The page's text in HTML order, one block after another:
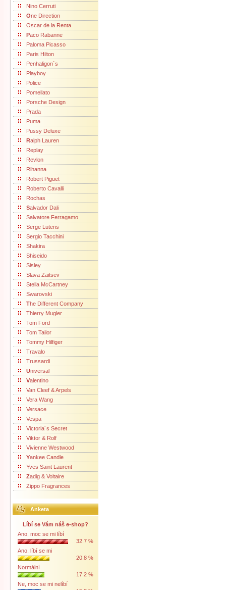
Nino Cerruti
One Direction
Oscar de la Renta
Paco Rabanne
Paloma Picasso
Paris Hilton
Penhaligon´s
Playboy
Police
Pomellato
Porsche Design
Prada
Puma
Pussy Deluxe
Ralph Lauren
Replay
Revlon
Rihanna
Robert Piguet
Roberto Cavalli
Rochas
Salvador Dali
Salvatore Ferragamo
Serge Lutens
Sergio Tacchini
Shakira
Shiseido
Sisley
Slava Zaitsev
Stella McCartney
Swarovski
The Different Company
Thierry Mugler
Tom Ford
Tom Tailor
Tommy Hilfiger
Travalo
Trussardi
Universal
Valentino
Van Cleef & Arpels
Vera Wang
Versace
Vespa
Victoria´s Secret
Viktor & Rolf
Vivienne Westwood
Yankee Candle
Yves Saint Laurent
Zadig & Voltaire
Zippo Fragrances
Anketa
Líbí se Vám náš e-shop?
Ano, moc se mi líbí
32.7 %
Ano, líbí se mi
20.8 %
Normální
17.2 %
Ne, moc se mi nelíbí